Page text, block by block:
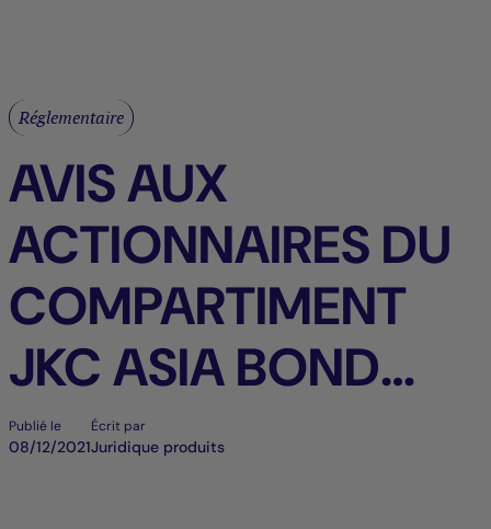
Réglementaire
AVIS AUX
ACTIONNAIRES DU
COMPARTIMENT
JKC ASIA BOND
2023 (LE «
Publié le
08/12/2021
Écrit par
Juridique produits